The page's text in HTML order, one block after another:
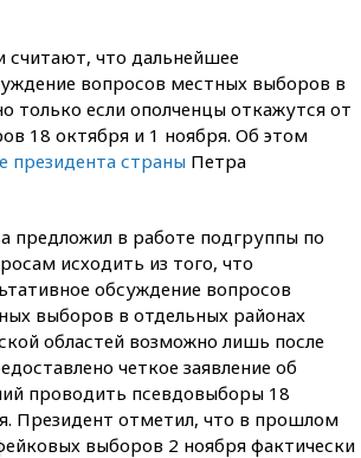
считают, что дальнейшее
вопросов местных выборов в
только если ополченцы откажутся от
18 октября и 1 ноября. Об этом
президента страны Петра
предложил в работе подгруппы по
исходить из того, что
обсуждение вопросов
выборов в отдельных районах
областей возможно лишь после
четкое заявление об
проводить псевдовыборы 18
Президент отметил, что в прошлом
выборов 2 ноября фактически